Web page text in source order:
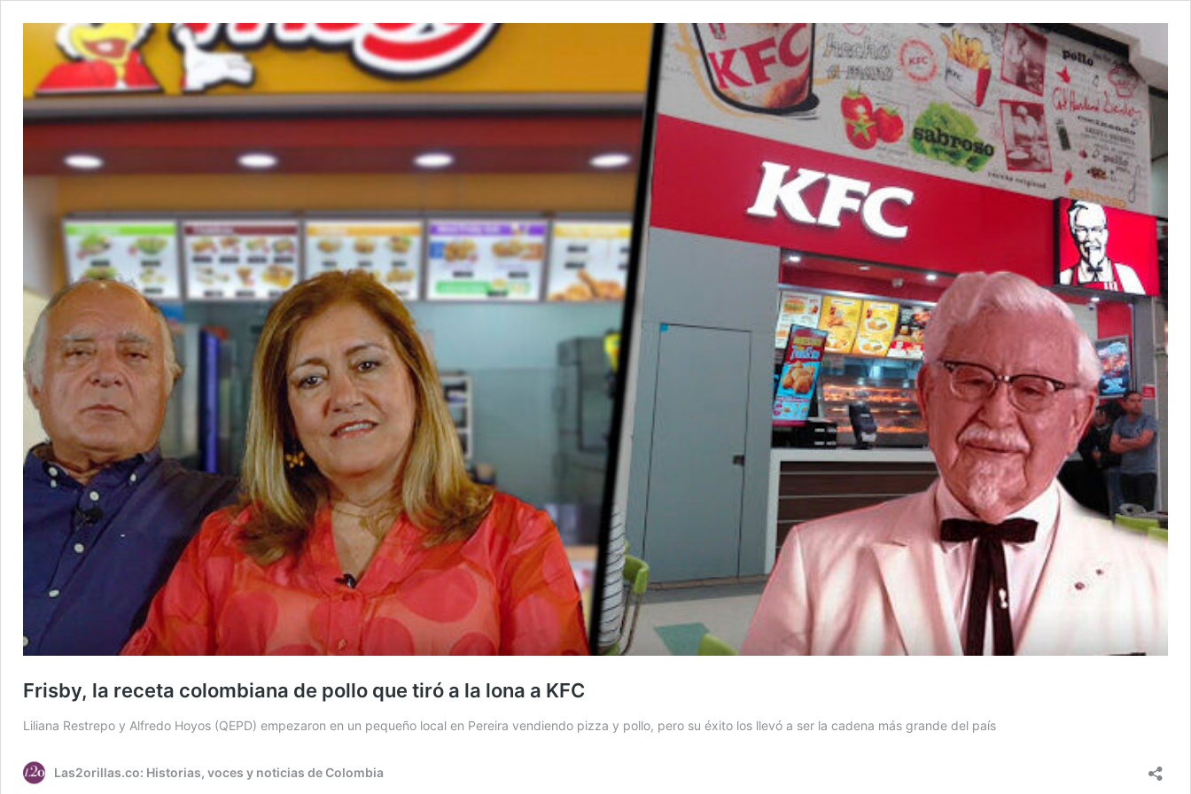
Frisby, la receta colombiana de pollo que tiró a la lona a KFC
Liliana Restrepo y Alfredo Hoyos (QEPD) empezaron en un pequeño local en Pereira vendiendo pizza y pollo, pero su éxito los llevó a ser la cadena más grande del país
Las2orillas.co: Historias, voces y noticias de Colombia